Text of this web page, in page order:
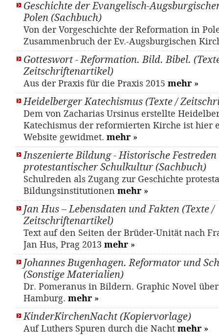
Geschichte der Evangelisch-
Polen (Sachbuch)
Von der Vorgeschichte der Reformation in
Zusammenbruch der Ev.-Augsburgischen
Gotteswort - Reformation. Bild. Bibel.
Zeitschriftenartikel)
Aus der Praxis für die Praxis 2015 mehr »
Heidelberger Katechismus (Texte /
Dem von Zacharias Ursinus erstellte
Katechismus der reformierten Kirche ist hier
Website gewidmet. mehr »
Inszenierte Bildung - Historische Festreden
protestantischer Schulkultur (Sachbuch)
Schulreden als Zugang zur Geschichte
Bildungsinstitutionen mehr »
Jan Hus – Lebensdaten und Fakten (Texte /
Zeitschriftenartikel)
Text auf den Seiten der Brüder-Unität nach
Jan Hus, Prag 2013 mehr »
Johannes Bugenhagen. Reformator und
(Sonstige Materialien)
Dr. Pomeranus in Bildern. Graphic Novel
Hamburg. mehr »
KinderKirchenNacht (Kopiervorlage)
Auf Luthers Spuren durch die Nacht mehr »